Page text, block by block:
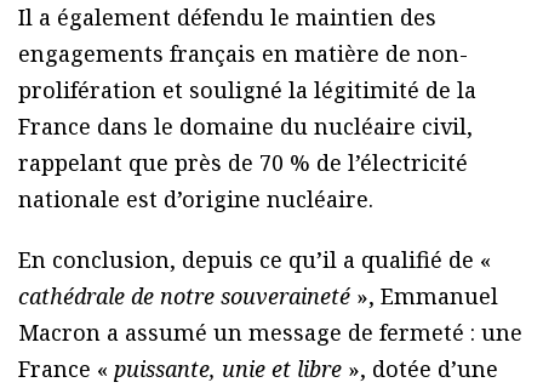
Il a également défendu le maintien des
engagements français en matière de non-
prolifération et souligné la légitimité de la
France dans le domaine du nucléaire civil,
rappelant que près de 70 % de l’électricité
nationale est d’origine nucléaire.
En conclusion, depuis ce qu’il a qualifié de «
cathédrale de notre souveraineté », Emmanuel
Macron a assumé un message de fermeté : une
France « puissante, unie et libre », dotée d’une